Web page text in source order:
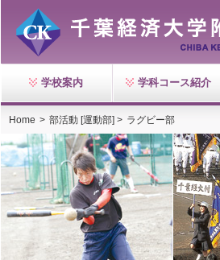
学校案内 学科コース紹介
Home > 部活動 [運動部] > ラグビー部